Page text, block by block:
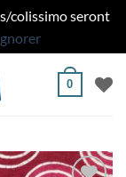
colissimo seront
0